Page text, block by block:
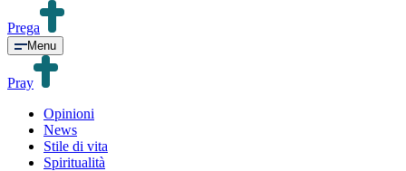
Prega
Menu
Pray
Opinioni
News
Stile di vita
Spiritualità